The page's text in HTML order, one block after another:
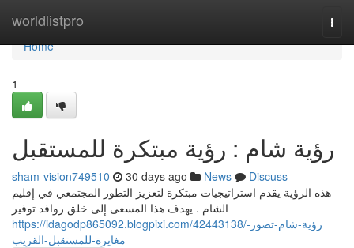
worldlistpro
Home
Home
1
رؤية شام : رؤية مبتكرة للمستقبل
sham-vision749510 30 days ago News
Discuss
هذه الرؤية يقدم استراتيجيات مبتكرة لتعزيز التطور المجتمعي في إقليم
الشام . يهدف هذا المسعى إلى خلق روافد توفير
https://idagodp865092.blogpixi.com/42443138/رؤية-شام-تصور-
مغايرة-للمستقبل-القريب